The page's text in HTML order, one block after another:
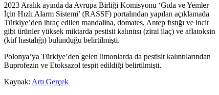
2023 Aralık ayında da Avrupa Birliği Komisyonu ‘Gıda ve Yemler
İçin Hızlı Alarm Sistemi’ (RASSF) portalından yapılan açıklamada
Türkiye’den ihraç edilen mandalina, domates, Antep fıstığı ve incir
gibi ürünler yüksek miktarda pestisit kalıntısı (zirai ilaç) ve aflatoksin
(küf hastalığı) bulunduğu belirtilmişti.
Polonya’ya Türkiye’den gelen limonlarda da pestisit kalıntılarından
Buprofezin ve Etoksazol tespit edildiği belirtilmişti.
Kaynak: Artı Gerçek